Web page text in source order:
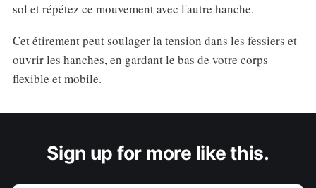
sol et répétez ce mouvement avec l'autre hanche.
Cet étirement peut soulager la tension dans les fessiers et
ouvrir les hanches, en gardant le bas de votre corps
flexible et mobile.
Sign up for more like this.